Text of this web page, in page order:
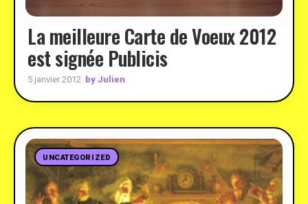
La meilleure Carte de Voeux 2012
est signée Publicis
5 janvier 2012 by Julien
UNCATEGORIZED